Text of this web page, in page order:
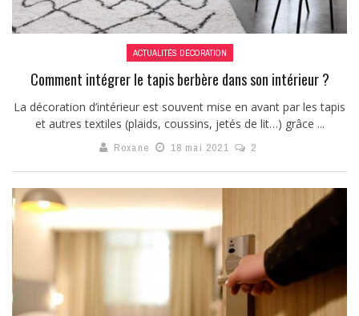
ACTUALITÉS DÉCORATION
Comment intégrer le tapis berbère dans son intérieur ?
La décoration d’intérieur est souvent mise en avant par les tapis
et autres textiles (plaids, coussins, jetés de lit…) grâce ...
Roxane 18 mai 2021 2